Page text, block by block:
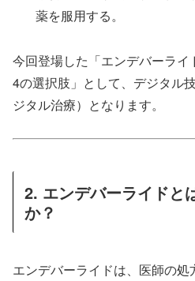
薬を服用する。
今回登場した「エンデバーラ
4の選択肢」として、デジタル
ジタル治療）となります。
2. エンデバーライドと
か？
エンデバーライドは、医師の